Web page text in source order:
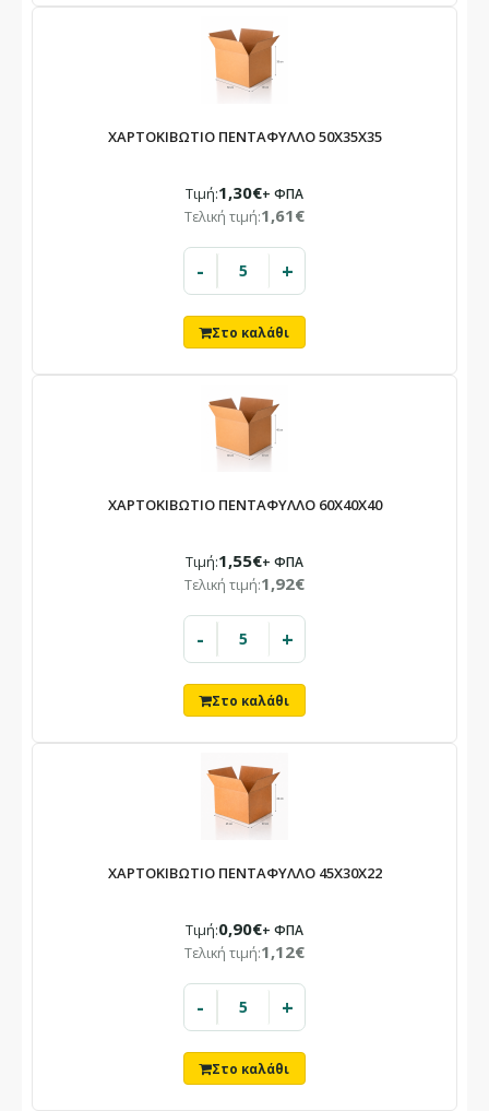
κλειστό
10/08 – 23/08
Οι παραγγελίες που θα καταχωρηθούν στο διάστημα αυτό θα
ΧΑΡΤΟΚΙΒΩΤΙΟ ΠΕΝΤΑΦΥΛΛΟ 50X35X35
Τιμή:1,30€+ ΦΠΑ
Τελική τιμή:1,61€
- +
ΧΑΡΤΟΚΙΒΩΤΙΟ ΠΕΝΤΑΦΥΛΛΟ 60X40X40
Τιμή:1,55€+ ΦΠΑ
Τελική τιμή:1,92€
- +
ΧΑΡΤΟΚΙΒΩΤΙΟ ΠΕΝΤΑΦΥΛΛΟ 45X30X22
Τιμή:0,90€+ ΦΠΑ
Τελική τιμή:1,12€
- +